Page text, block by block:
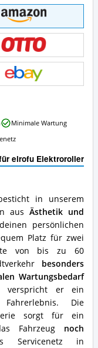
elrofu Elektroroller
in unserem
aus Ästhetik und
persönlichen
Platz für zwei
von bis zu 60
besonders
Wartungsbedarf
verspricht er ein
Die
sorgt für ein
Fahrzeug noch
Servicenetz in
Minimale Wartung